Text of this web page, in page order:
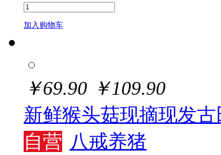
加入购物车
￥69.90 ￥109.90
新鲜猴头菇现摘现发
自营 八戒养猪